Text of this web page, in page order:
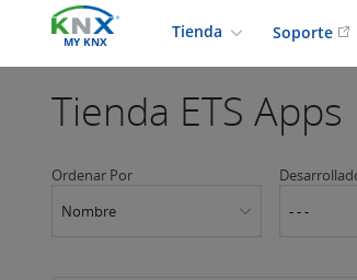
MY KNX
Tienda Soporte
Tienda ETS Apps
Ordenar Por
Nombre
- - -